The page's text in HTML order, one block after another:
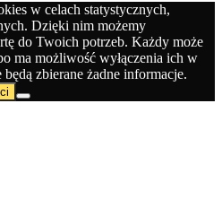
w celach statystycznych,
Dzięki nim możemy
do Twoich potrzeb. Każdy może
ma możliwość wyłączenia ich w
zbierane żadne informacje.